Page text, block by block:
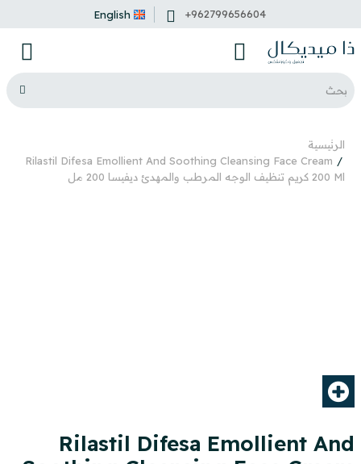
+962799656604
English
الرئيسية
Rilastil Difesa Emollient And Soothing Cleansing Face Cream
200 Ml كريم تنظيف الوجه المرطب والمهدئ ديفيسا 200 مل
Rilastil Difesa Emollient And